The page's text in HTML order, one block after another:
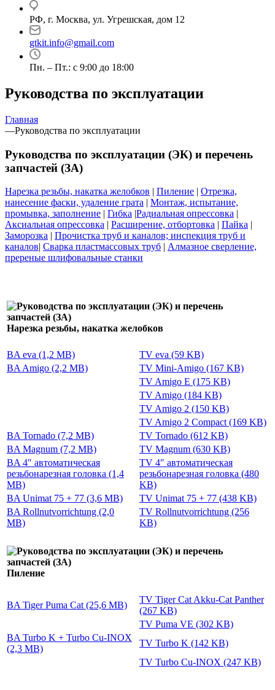
РФ, г. Москва, ул. Угрешская, дом 12
gtkit.info@gmail.com
Пн. – Пт.: с 9:00 до 18:00
Руководства по эксплуатации
Главная
—Руководства по эксплуатации
Руководства по эксплуатации (ЭК) и перечень
запчастей (ЗА)
Нарезка резьбы, накатка желобков | Пиление | Отрезка,
нанесение фаски, удаление грата | Монтаж, испытание,
промывка, заполнение | Гибка |Радиальная опрессовка |
Аксиальная опрессовка | Расширение, отбортовка | Пайка |
Заморозка | Прочистка труб и каналов; инспекция труб и
каналов| Сварка пластмассовых труб | Алмазное сверление,
пререные шлифовальные станки
Нарезка резьбы, накатка желобков
BA eva (1,2 MB)
TV eva (59 KB)
BA Amigo (2,2 MB)
TV Mini-Amigo (167 KB)
TV Amigo E (175 KB)
TV Amigo (184 KB)
TV Amigo 2 (150 KB)
TV Amigo 2 Compact (169 KB)
BA Tornado (7,2 MB)
TV Tornado (612 KB)
BA Magnum (7,2 MB)
TV Magnum (630 KB)
BA 4″ автоматическая
резьбонарезная головка (1,4
MB)
TV 4″ автоматическая
резьбонарезная головка (480
KB)
BA Unimat 75 + 77 (3,6 MB)
TV Unimat 75 + 77 (438 KB)
BA Rollnutvorrichtung (2,0
MB)
TV Rollnutvorrichtung (256
KB)
Пиление
BA Tiger Puma Cat (25,6 MB)
TV Tiger Cat Akku-Cat Panther
(267 KB)
TV Puma VE (302 KB)
BA Turbo K + Turbo Cu-INOX
(2,3 MB)
TV Turbo K (142 KB)
TV Turbo Cu-INOX (247 KB)